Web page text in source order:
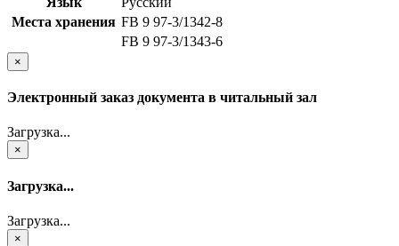
Места хранения FB 9 97-3/1342-8
FB 9 97-3/1343-6
×
Электронный заказ документа в читальный зал
Загрузка...
×
Загрузка...
Загрузка...
×